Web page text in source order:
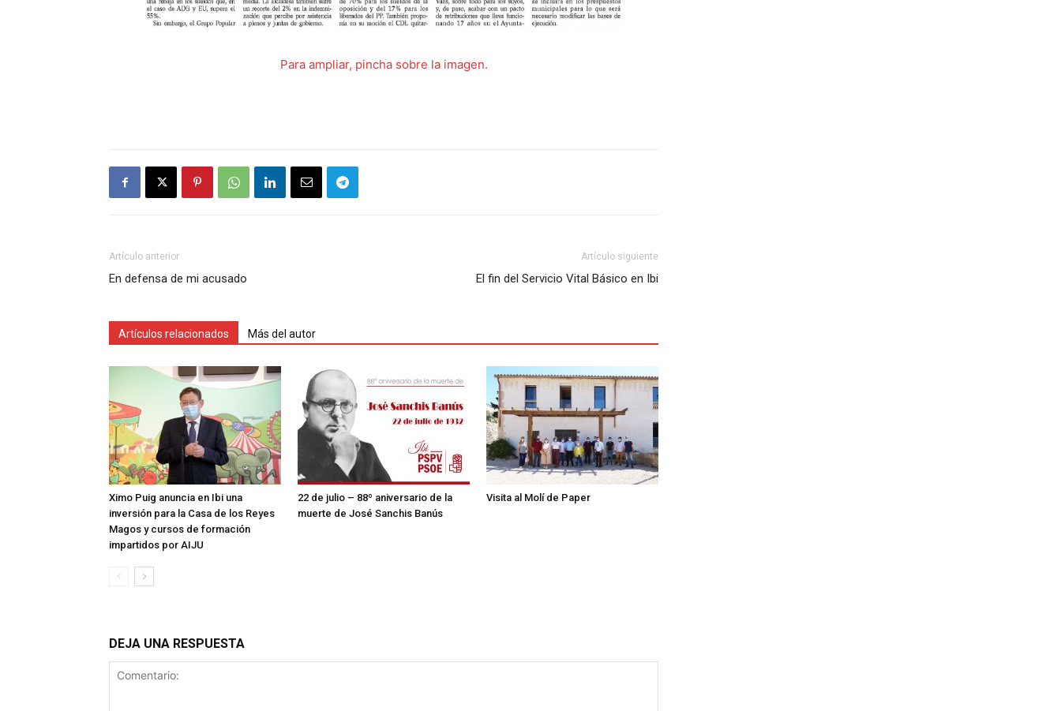
Para ampliar, pincha sobre la imagen.
Artículo anterior
En defensa de mi acusado
Artículo siguiente
El fin del Servicio Vital Básico en Ibi
Artículos relacionados Más del autor
Ximo Puig anuncia en Ibi una
inversión para la Casa de los Reyes
Magos y cursos de formación
impartidos por AIJU
22 de julio – 88º aniversario de la
muerte de José Sanchis Banús
Visita al Molí de Paper
DEJA UNA RESPUESTA